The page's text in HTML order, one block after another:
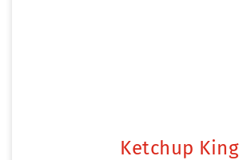
Ketchup King